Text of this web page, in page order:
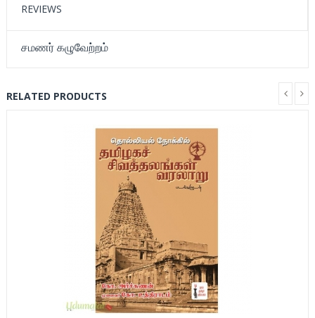
REVIEWS
சமணர் கழுவேற்றம்
RELATED PRODUCTS